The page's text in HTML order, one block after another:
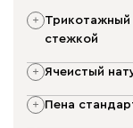
трикотажный чехол с объемной премиальной
стежкой
ячеистый
пена